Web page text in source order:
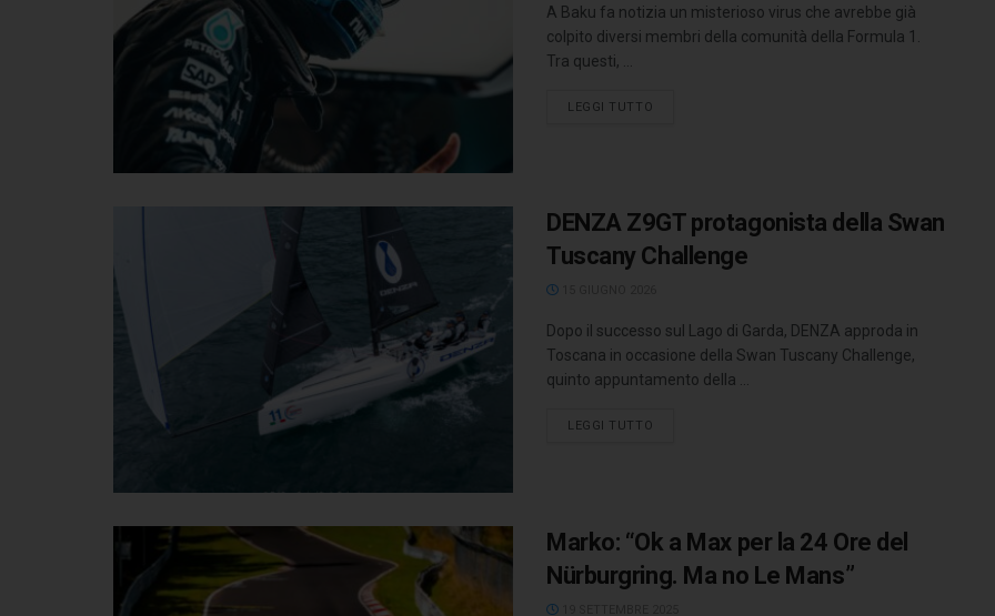
A Baku fa notizia un misterioso virus che avrebbe già
colpito diversi membri della comunità della Formula 1.
Tra questi, ...
LEGGI TUTTO
DENZA Z9GT protagonista della Swan
Tuscany Challenge
Dopo il successo sul Lago di Garda, DENZA approda in
Toscana in occasione della Swan Tuscany Challenge,
quinto appuntamento della ...
LEGGI TUTTO
Marko: “Ok a Max per la 24 Ore del
Nürburgring. Ma no Le Mans”